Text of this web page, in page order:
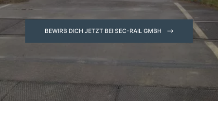
BEWIRB DICH JETZT BEI SEC-RAIL GMBH